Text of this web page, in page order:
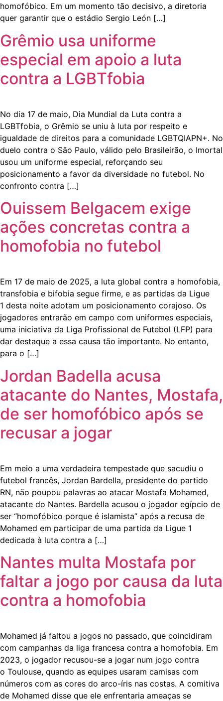
homofóbico. Em um momento tão decisivo, a diretoria
quer garantir que o estádio Sergio León […]
Grêmio usa uniforme
especial em apoio a luta
contra a LGBTfobia
No dia 17 de maio, Dia Mundial da Luta contra a
LGBTfobia, o Grêmio se uniu à luta por respeito e
igualdade de direitos para a comunidade LGBTQIAPN+. No
duelo contra o São Paulo, válido pelo Brasileirão, o Imortal
usou um uniforme especial, reforçando seu
posicionamento a favor da diversidade no futebol. No
confronto contra […]
Ouissem Belgacem exige
ações concretas contra a
homofobia no futebol
Em 17 de maio de 2025, a luta global contra a homofobia,
transfobia e bifobia segue firme, e as partidas da Ligue
1 desta noite adotam um posicionamento corajoso. Os
jogadores entrarão em campo com uniformes especiais,
uma iniciativa da Liga Profissional de Futebol (LFP) para
dar destaque a essa causa tão importante. No entanto,
para o […]
Jordan Badella acusa
atacante do Nantes, Mostafa,
de ser homofóbico após se
recusar a jogar
Em meio a uma verdadeira tempestade que sacudiu o
futebol francês, Jordan Bardella, presidente do partido
RN, não poupou palavras ao atacar Mostafa Mohamed,
atacante do Nantes. Bardella acusou o jogador egípcio de
ser “homofóbico porque é islamista” após a recusa de
Mohamed em participar de uma partida da Ligue 1
dedicada à luta contra a […]
Nantes multa Mostafa por
faltar a jogo por causa da luta
contra a homofobia
Mohamed já faltou a jogos no passado, que coincidiram
com campanhas da liga francesa contra a homofobia. Em
2023, o jogador recusou-se a jogar num jogo contra
o Toulouse, quando as equipes usaram camisas com
números com as cores do arco-íris nas costas. A comitiva
de Mohamed disse que ele enfrentaria ameaças se